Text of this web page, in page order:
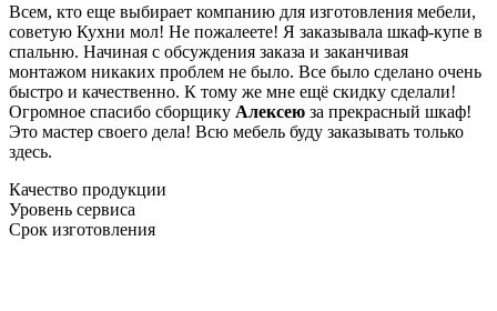
Всем, кто еще выбирает компанию для изготовления мебели,
советую Кухни мол! Не пожалеете! Я заказывала шкаф-купе в
спальню. Начиная с обсуждения заказа и заканчивая
монтажом никаких проблем не было. Все было сделано очень
быстро и качественно. К тому же мне ещё скидку сделали!
Огромное спасибо сборщику Алексею за прекрасный шкаф!
Это мастер своего дела! Всю мебель буду заказывать только
здесь.
Качество продукции
Уровень сервиса
Срок изготовления